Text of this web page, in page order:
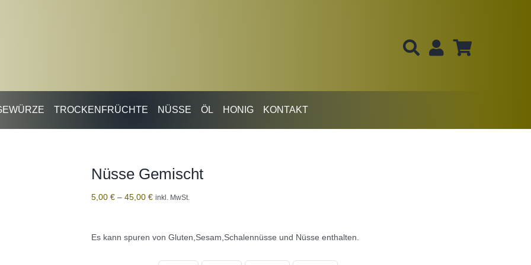
TROCKENFRÜCHTE NÜSSE ÖL HONIG KONTAKT
Nüsse Gemischt
5,00 € – 45,00 € inkl. MwSt.
Es kann spuren von Gluten,Sesam,Schalennüsse und Nüsse enthalten.